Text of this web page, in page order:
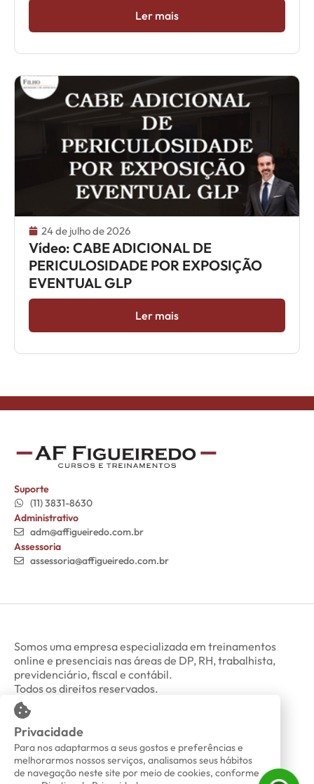
Ler mais
24 de julho de 2026
Vídeo: CABE ADICIONAL DE
PERICULOSIDADE POR EXPOSIÇÃO
EVENTUAL GLP
Ler mais
Suporte
(11) 3831-8630
Administrativo
adm@affigueiredo.com.br
Assessoria
assessoria@affigueiredo.com.br
Somos uma empresa especializada em treinamentos
online e presenciais nas áreas de DP, RH, trabalhista,
previdenciário, fiscal e contábil.
Todos os direitos reservados.
Minha Conta Política de Privacidade
Privacidade
Para nos adaptarmos a seus gostos e preferências e
melhorarmos nossos serviços, analisamos seus hábitos
de navegação neste site por meio de cookies, conforme